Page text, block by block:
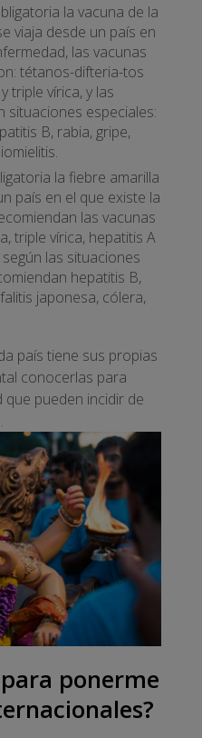
la vacuna de la
viaja desde un país en
las vacunas
tétanos-difteria-tos
triple vírica, y las
situaciones especiales:
B, rabia, gripe,
la fiebre amarilla
país en el que existe la
las vacunas
triple vírica, hepatitis A
las situaciones
hepatitis B,
japonesa, cólera,
país tiene sus propias
conocerlas para
pueden incidir de
ponerme